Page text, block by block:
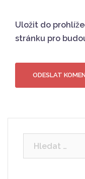
Uložit do
stránku pro